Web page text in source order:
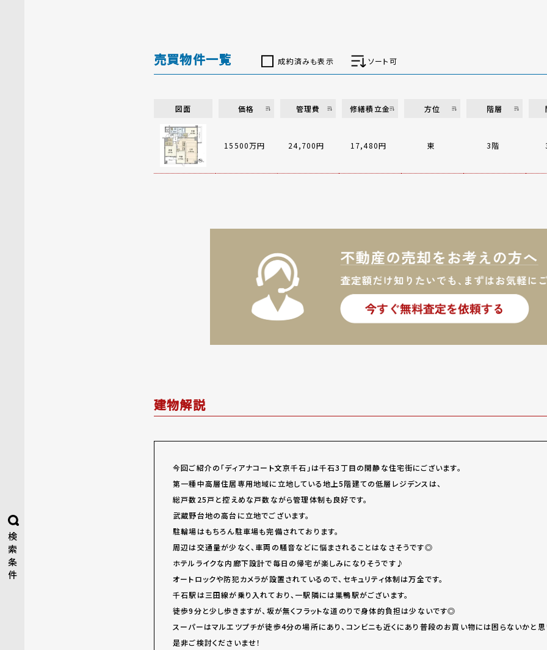
検
索
条
件
売買物件一覧 成約済みも表示 ソート可
図面 価格 管理費 修繕積立金 方位 階層
15500万円 24,700円 17,480円 東 3階
建物解説
今回ご紹介の「ディアナコート文京千石」は千石3丁目の閑静な住宅街にございます。
第一種中高層住居専用地域に立地している地上5階建ての低層レジデンスは、
総戸数25戸と控えめな戸数ながら管理体制も良好です。
武蔵野台地の高台に立地でございます。
駐輪場はもちろん駐車場も完備されております。
周辺は交通量が少なく、車両の騒音などに悩まされることはなさそうです◎
ホテルライクな内廊下設計で毎日の帰宅が楽しみになりそうです♪
オートロックや防犯カメラが設置されているので、セキュリティ体制は万全です。
千石駅は三田線が乗り入れており、一駅隣には巣鴨駅がございます。
徒歩9分と少し歩きますが、坂が無くフラットな道のりで身体的負担は少ないです◎
スーパーはマルエツプチが徒歩4分の場所にあり、コンビニも近くにあり普段のお買い物には困らないかと思
是非ご検討くださいませ！